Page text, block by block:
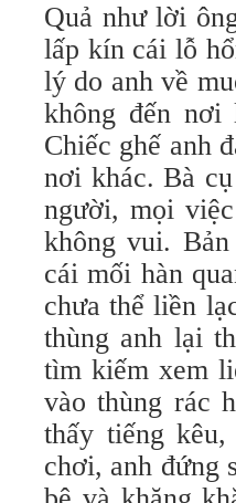
Quả như lời
lấp kín cái lỗ
lý do anh về
không đến nơi
Chiếc ghế anh
nơi khác. Bà
người, mọi
không vui.
cái mối hàn
chưa thể liền
thùng anh lại
tìm kiếm xem
vào thùng rác
thấy tiếng
chơi, anh đứng